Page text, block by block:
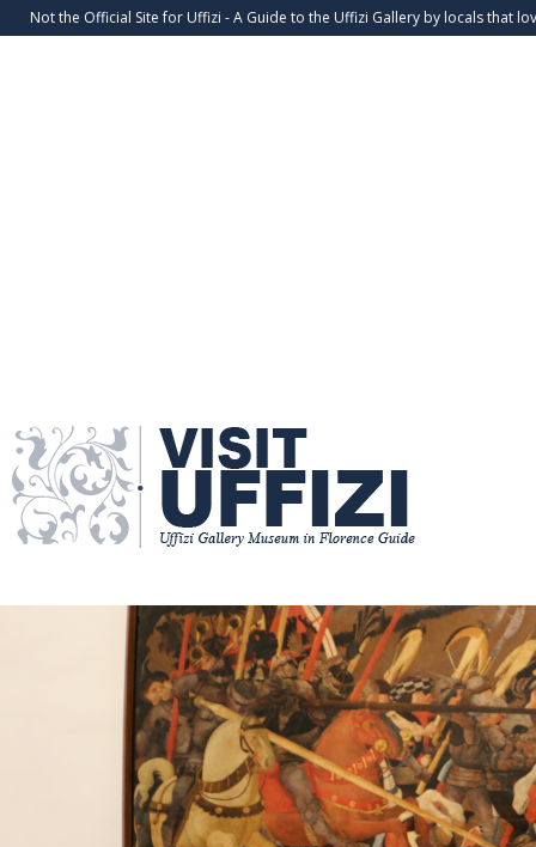
Not the Official Site for Uffizi - A Guide to the Uffizi Gallery by locals that